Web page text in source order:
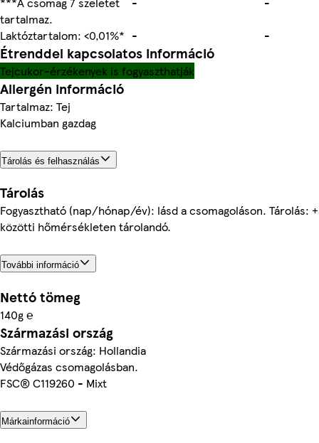
tartalmaz.
Laktóztartalom: <0,01%* - -
Étrenddel kapcsolatos információ
Tejcukor-érzékenyek is fogyaszthatják
Allergén információ
Tartalmaz: Tej
Kalciumban gazdag
Tárolás és felhasználás
Tárolás
Fogyasztható (nap/hónap/év): lásd a csomagoláson. Tárolás:
közötti hőmérsékleten tárolandó.
További információ
Nettó tömeg
140g ℮
Származási ország
Származási ország: Hollandia
Védőgázas csomagolásban.
FSC® C119260 - Mixt
Márkainformáció